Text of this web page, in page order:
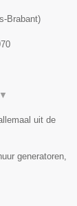
Brabant)
▼
uit de
generatoren,